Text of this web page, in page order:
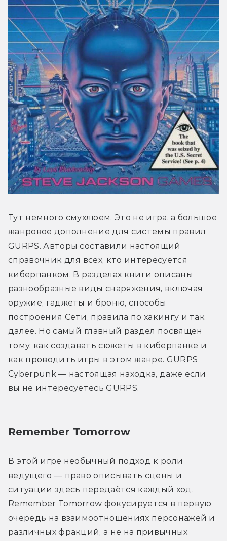
Тут немного смухлюем. Это не игра, а большое
жанровое дополнение для системы правил
GURPS. Авторы составили настоящий
справочник для всех, кто интересуется
киберпанком. В разделах книги описаны
разнообразные виды снаряжения, включая
оружие, гаджеты и броню, способы
построения Сети, правила по хакингу и так
далее. Но самый главный раздел посвящён
тому, как создавать сюжеты в киберпанке и
как проводить игры в этом жанре. GURPS
Cyberpunk — настоящая находка, даже если
вы не интересуетесь GURPS.
Remember Tomorrow
В этой игре необычный подход к роли
ведущего — право описывать сцены и
ситуации здесь передаётся каждый ход.
Remember Tomorrow фокусируется в первую
очередь на взаимоотношениях персонажей и
различных фракций, а не на привычных